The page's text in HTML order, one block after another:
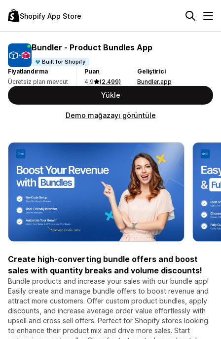
Shopify App Store
Bundler ‑ Product Bundles App
Built for Shopify
Fiyatlandırma
Ücretsiz plan mevcut
Puan
4,9
(2.499)
Geliştirici
Bundler.app
Yükle
Demo mağazayı görüntüle
Create high-converting bundle offers and boost
sales with quantity breaks and volume discounts!
Bundle products and increase your sales with our bundle app!
Easily create and manage bundle offers to boost revenue and
attract more customers. Offer custom product bundles, apply
discounts, and increase average order value effortlessly with
upsell and cross sell offers. Perfect for Shopify stores looking
to enhance their product mix and drive more sales. Start